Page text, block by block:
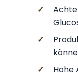
✓
✓
✓
Hohe